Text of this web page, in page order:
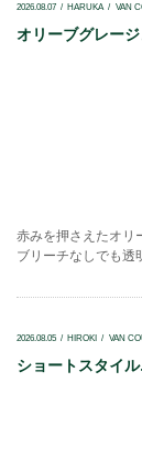
2026.08.07 HARUKA VAN
オリーブグレー
赤みを押さえたオリ
ブリーチなしでも透
2026.08.05 HIROKI VAN
ショートスタイ